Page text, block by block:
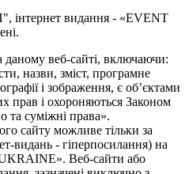
видання - «EVENT
даному веб-сайті, включаючи:
назви, зміст, програмне
і зображення, є об’єктами
прав і охороняються Законом
та суміжні права».
сайту можливе тільки за
видань - гіперпосилання) на
Веб-сайти або